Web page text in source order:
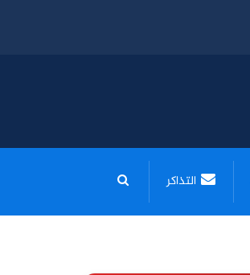
التذاكر